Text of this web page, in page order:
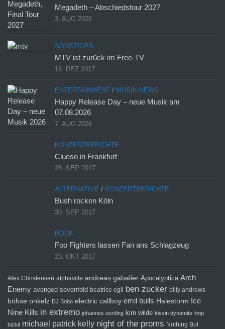
Megadeth – Abschiedstour 2027
3. AUG 2026
SONSTIGES
MTV ist zurück im Free-TV
16. DEZ 2017
ENTERTAINMENT / MUSIK-NEWS
Happy Release Day – neue Musik am
07.08.2026
7. AUG 2026
KONZERTBERICHTE
Clueso in Frankfurt
28. SEP 2017
ALTERNATIVE / KONZERTBERICHTE
Bush rocken Köln
30. SEP 2017
ROCK
Foo Fighters lassen Fan ans Schlagzeug
23. OKT 2017
Alex Christensen alphaville andreas gabalier Apocalyptica Arch
Enemy avenged sevenfold beatrice egli ben zucker billy andrews
böhse onkelz DJ Bobo electric callboy emil bulls Halestorm Ice
Nine Kills in extremo johannes oerding kim wilde kissin dynamite limp
bizkit michael patrick kelly night of the proms Nothing But